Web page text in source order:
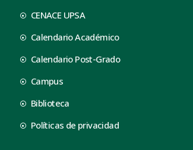
CENACE UPSA
Calendario Académico
Calendario Post-Grado
Campus
Biblioteca
Políticas de privacidad